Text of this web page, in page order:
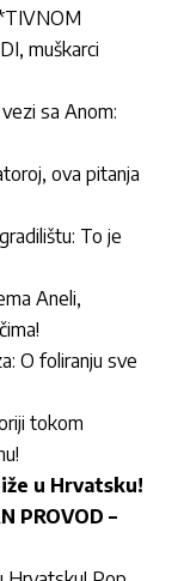
muškarci
sa Anom:
ova pitanja
To je
Aneli,
O foliranju sve
tokom
u Hrvatsku!
PROVOD –